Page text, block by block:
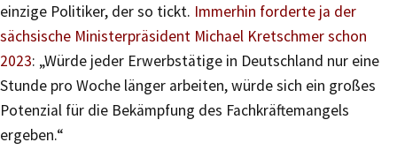
einzige Politiker, der so tickt. Immerhin forderte ja der
sächsische Ministerpräsident Michael Kretschmer schon
2023: „Würde jeder Erwerbstätige in Deutschland nur eine
Stunde pro Woche länger arbeiten, würde sich ein großes
Potenzial für die Bekämpfung des Fachkräftemangels
ergeben.“